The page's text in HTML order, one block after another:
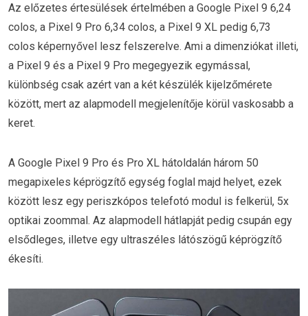
Az előzetes értesülések értelmében a Google Pixel 9 6,24
colos, a Pixel 9 Pro 6,34 colos, a Pixel 9 XL pedig 6,73
colos képernyővel lesz felszerelve. Ami a dimenziókat illeti,
a Pixel 9 és a Pixel 9 Pro megegyezik egymással,
különbség csak azért van a két készülék kijelzőmérete
között, mert az alapmodell megjelenítője körül vaskosabb a
keret.
A Google Pixel 9 Pro és Pro XL hátoldalán három 50
megapixeles képrögzítő egység foglal majd helyet, ezek
között lesz egy periszkópos telefotó modul is felkerül, 5x
optikai zoommal. Az alapmodell hátlapját pedig csupán egy
elsődleges, illetve egy ultraszéles látószögű képrögzítő
ékesíti.